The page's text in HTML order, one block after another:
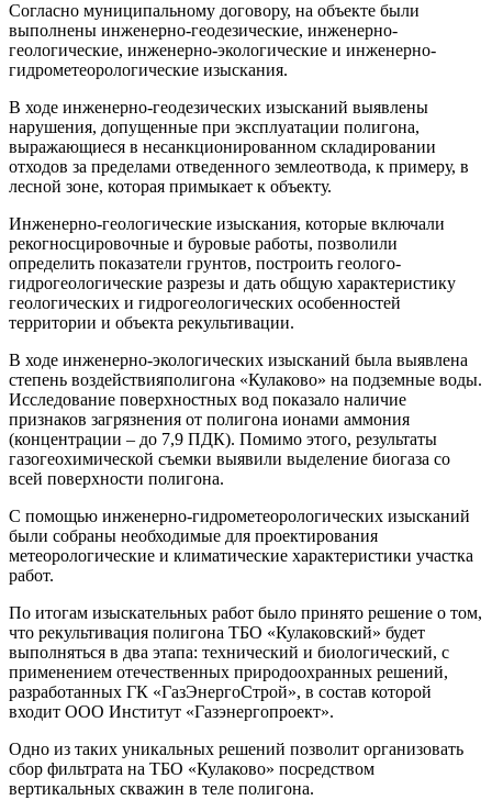
Согласно муниципальному договору, на объекте были
выполнены инженерно-геодезические, инженерно-
геологические, инженерно-экологические и инженерно-
гидрометеорологические изыскания.
В ходе инженерно-геодезических изысканий выявлены
нарушения, допущенные при эксплуатации полигона,
выражающиеся в несанкционированном складировании
отходов за пределами отведенного землеотвода, к примеру, в
лесной зоне, которая примыкает к объекту.
Инженерно-геологические изыскания, которые включали
рекогносцировочные и буровые работы, позволили
определить показатели грунтов, построить геолого-
гидрогеологические разрезы и дать общую характеристику
геологических и гидрогеологических особенностей
территории и объекта рекультивации.
В ходе инженерно-экологических изысканий была выявлена
степень воздействияполигона «Кулаково» на подземные воды.
Исследование поверхностных вод показало наличие
признаков загрязнения от полигона ионами аммония
(концентрации – до 7,9 ПДК). Помимо этого, результаты
газогеохимической съемки выявили выделение биогаза со
всей поверхности полигона.
С помощью инженерно-гидрометеорологических изысканий
были собраны необходимые для проектирования
метеорологические и климатические характеристики участка
работ.
По итогам изыскательных работ было принято решение о том,
что рекультивация полигона ТБО «Кулаковский» будет
выполняться в два этапа: технический и биологический, с
применением отечественных природоохранных решений,
разработанных ГК «ГазЭнергоСтрой», в состав которой
входит ООО Институт «Газэнергопроект».
Одно из таких уникальных решений позволит организовать
сбор фильтрата на ТБО «Кулаково» посредством
вертикальных скважин в теле полигона.